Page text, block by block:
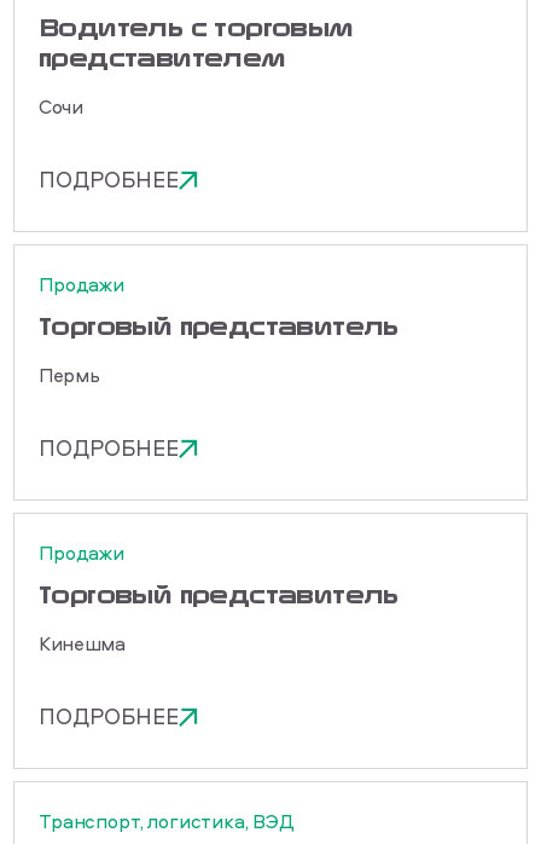
Водитель с торговым
представителем
Сочи
ПОДРОБНЕЕ
Продажи
Торговый представитель
Пермь
ПОДРОБНЕЕ
Продажи
Торговый представитель
Кинешма
ПОДРОБНЕЕ
Транспорт, логистика, ВЭД